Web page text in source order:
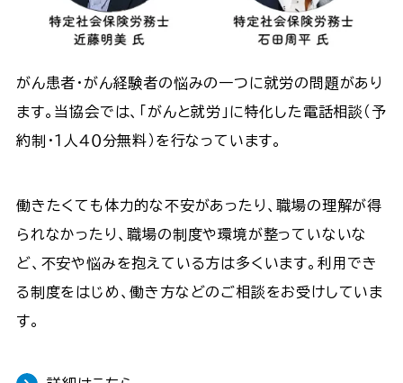
がん患者・がん経験者の悩みの一つに就労の問題があり
ます。当協会では、「がんと就労」に特化した電話相談（予
約制・１人４０分無料）を行なっています。
働きたくても体力的な不安があったり、職場の理解が得
られなかったり、職場の制度や環境が整っていないな
ど、不安や悩みを抱えている方は多くいます。利用でき
る制度をはじめ、働き方などのご相談をお受けしていま
す。